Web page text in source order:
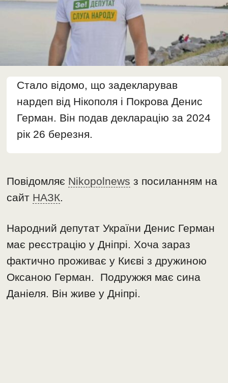
Стало відомо, що задекларував
нардеп від Нікополя і Покрова Денис
Герман. Він подав декларацію за 2024
рік 26 березня.
Повідомляє Nikopolnews з посиланням на
сайт НАЗК.
Народний депутат України Денис Герман
має реєстрацію у Дніпрі. Хоча зараз
фактично проживає у Києві з дружиною
Оксаною Герман. Подружжя має сина
Даніеля. Він живе у Дніпрі.